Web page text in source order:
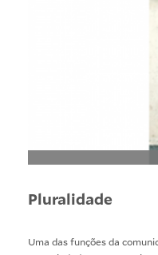
Pluralidade
Uma das funções da